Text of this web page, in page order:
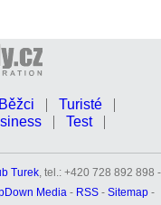
Běžci
Turisté
Test
Turek , tel.: +420 728 892 898 -
Media - RSS- Sitemap-